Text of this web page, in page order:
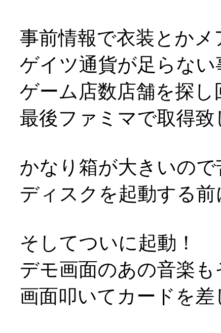
事前情報で衣装とか
ゲイツ通貨が足らな
ゲーム店数店舗を探
最後ファミマで取得致
かなり箱が大きいの
ディスクを起動する
そしてついに起動！
デモ画面のあの音楽
画面叩いてカードを